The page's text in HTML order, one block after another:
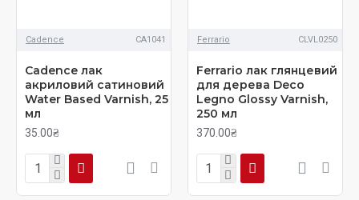
Cadence CA1041
Cadenсe лак
акриловий сатиновий
Water Based Varnish, 25
мл
35.00₴
Ferrario CLVL0250
Ferrario лак глянцевий
для дерева Deco
Legno Glossy Varnish,
250 мл
370.00₴